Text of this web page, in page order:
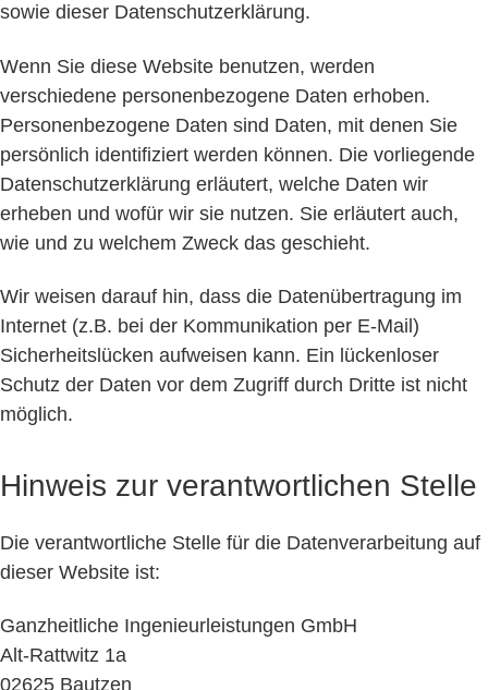
sowie dieser Datenschutzerklärung.
Wenn Sie diese Website benutzen, werden
verschiedene personenbezogene Daten erhoben.
Personenbezogene Daten sind Daten, mit denen Sie
persönlich identifiziert werden können. Die vorliegende
Datenschutzerklärung erläutert, welche Daten wir
erheben und wofür wir sie nutzen. Sie erläutert auch,
wie und zu welchem Zweck das geschieht.
Wir weisen darauf hin, dass die Datenübertragung im
Internet (z.B. bei der Kommunikation per E-Mail)
Sicherheitslücken aufweisen kann. Ein lückenloser
Schutz der Daten vor dem Zugriff durch Dritte ist nicht
möglich.
Hinweis zur verantwortlichen Stelle
Die verantwortliche Stelle für die Datenverarbeitung auf
dieser Website ist:
Ganzheitliche Ingenieurleistungen GmbH
Alt-Rattwitz 1a
02625 Bautzen